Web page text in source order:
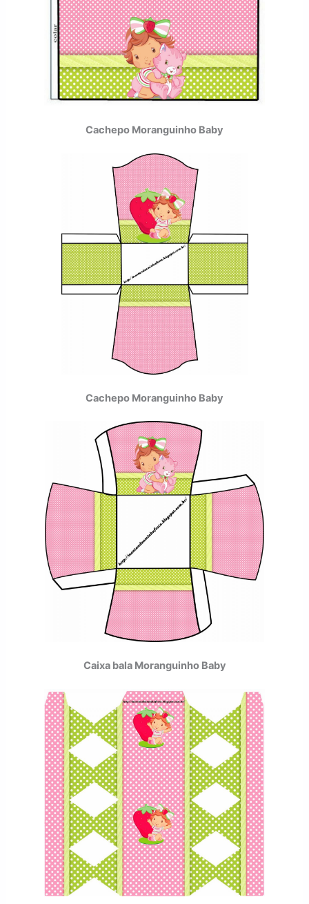
Cachepo Moranguinho Baby
Cachepo Moranguinho Baby
Caixa bala Moranguinho Baby